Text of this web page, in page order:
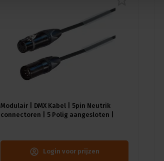
Modulair | DMX Kabel | 5pin Neutrik
connectoren | 5 Polig aangesloten |
Login voor prijzen